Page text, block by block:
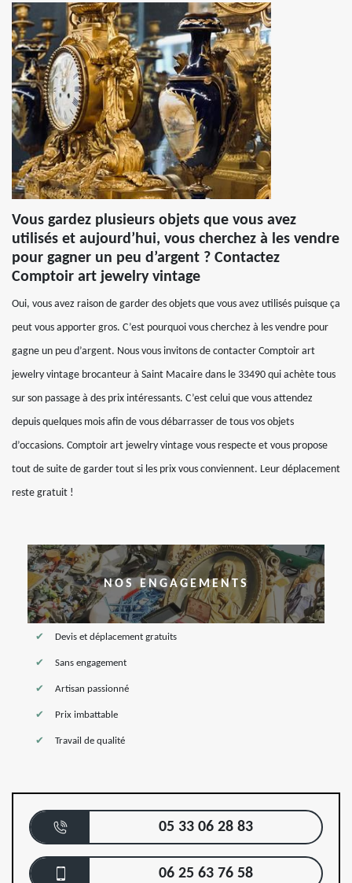
Vous gardez plusieurs objets que vous avez
utilisés et aujourd’hui, vous cherchez à les vendre
pour gagner un peu d’argent ? Contactez
Comptoir art jewelry vintage
Oui, vous avez raison de garder des objets que vous avez utilisés puisque ça
peut vous apporter gros. C’est pourquoi vous cherchez à les vendre pour
gagne un peu d’argent. Nous vous invitons de contacter Comptoir art
jewelry vintage brocanteur à Saint Macaire dans le 33490 qui achète tous
sur son passage à des prix intéressants. C’est celui que vous attendez
depuis quelques mois afin de vous débarrasser de tous vos objets
d’occasions. Comptoir art jewelry vintage vous respecte et vous propose
tout de suite de garder tout si les prix vous conviennent. Leur déplacement
reste gratuit !
NOS ENGAGEMENTS
Devis et déplacement gratuits
Sans engagement
Artisan passionné
Prix imbattable
Travail de qualité
05 33 06 28 83
06 25 63 76 58